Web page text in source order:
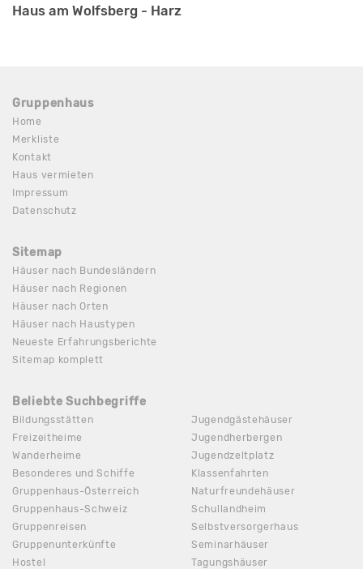
Haus am Wolfsberg - Harz
Gruppenhaus
Home
Merkliste
Kontakt
Haus vermieten
Impressum
Datenschutz
Sitemap
Häuser nach Bundesländern
Häuser nach Regionen
Häuser nach Orten
Häuser nach Haustypen
Neueste Erfahrungsberichte
Sitemap komplett
Beliebte Suchbegriffe
Bildungsstätten
Freizeitheime
Wanderheime
Besonderes und Schiffe
Gruppenhaus-Österreich
Gruppenhaus-Schweiz
Gruppenreisen
Gruppenunterkünfte
Hostel
Jugendgästehäuser
Jugendherbergen
Jugendzeltplatz
Klassenfahrten
Naturfreundehäuser
Schullandheim
Selbstversorgerhaus
Seminarhäuser
Tagungshäuser